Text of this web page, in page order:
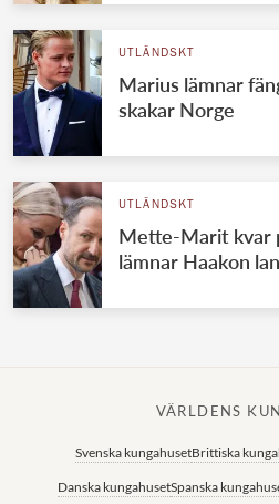
UTLÄNDSKT
Marius lämnar
skakar Norge
UTLÄNDSKT
Mette-Marit kvar
lämnar Haakon
VÄRLDENS
Svenska kungahusetBrittiska
Danska kungahusetSpanska